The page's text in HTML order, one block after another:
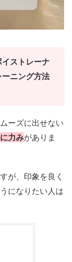
ストレーナ
ニング方法
ーズに出せない
力みがありま
が、印象を良く
になりたい人は